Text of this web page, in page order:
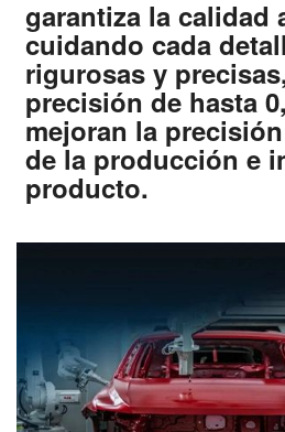
garantiza la calidad
cuidando cada
rigurosas y
precisión de hasta
mejoran la
de la producción e
producto.